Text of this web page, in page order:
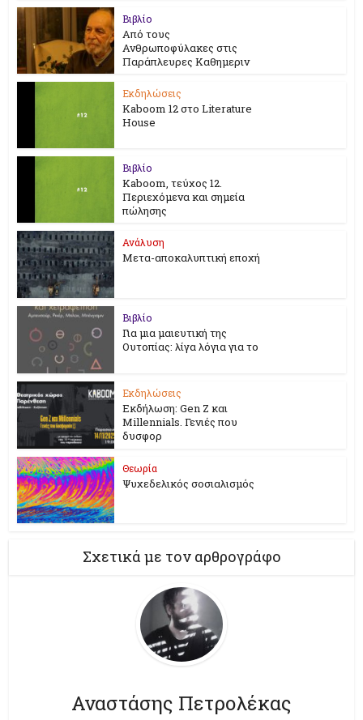
Βιβλίο
Από τους
Ανθρωποφύλακες στις
Παράπλευρες Καθημεριν
Εκδηλώσεις
Kaboom 12 στο Literature
House
Βιβλίο
Kaboom, τεύχος 12.
Περιεχόμενα και σημεία
πώλησης
Ανάλυση
Μετα-αποκαλυπτική εποχή
Βιβλίο
Για μια μαιευτική της
Ουτοπίας: λίγα λόγια για το
Εκδηλώσεις
Εκδήλωση: Gen Z και
Millennials. Γενιές που
δυσφορ
Θεωρία
Ψυχεδελικός σοσιαλισμός
Σχετικά με τον αρθρογράφο
Αναστάσης Πετρολέκας